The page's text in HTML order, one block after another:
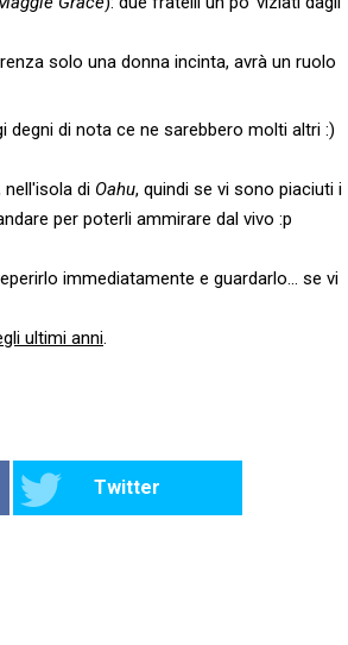
solo una donna incinta, avrà un ruolo
degni di nota ce ne sarebbero molti altri :)
nell'isola di Oahu, quindi se vi sono piaciuti i
per poterli ammirare dal vivo :p
immediatamente e guardarlo... se vi
ultimi anni.
Twitter